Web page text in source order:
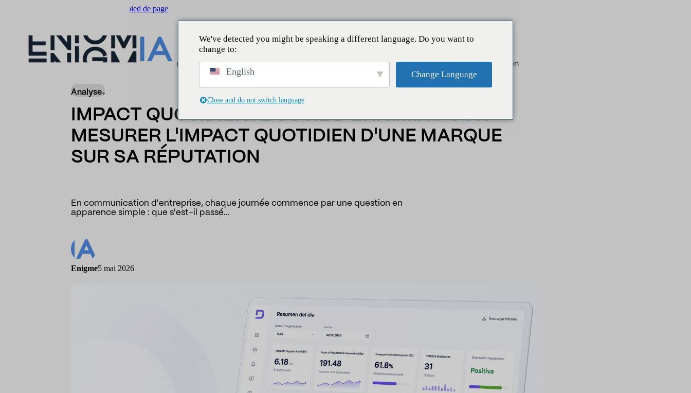
Passer au pied de page
L'initié Actualités/ Impact quotidien : l'outil d'Enigmia pour mesurer l'impact quotidien d'une marque sur sa réputation
Analyse
IMPACT QUOTIDIEN : L'OUTIL D'ENIGMIA POUR
MESURER L'IMPACT QUOTIDIEN D'UNE MARQUE
SUR SA RÉPUTATION
En communication d'entreprise, chaque journée commence par une question en
apparence simple : que s'est-il passé…
Enigme5 mai 2026
We've detected you might be speaking a different language. Do you want to
change to:
English Change Language
Close and do not switch language